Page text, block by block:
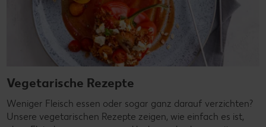
Vegetarische Rezepte
Weniger Fleisch essen oder sogar ganz darauf verzichten?
Unsere vegetarischen Rezepte zeigen, wie einfach es ist,